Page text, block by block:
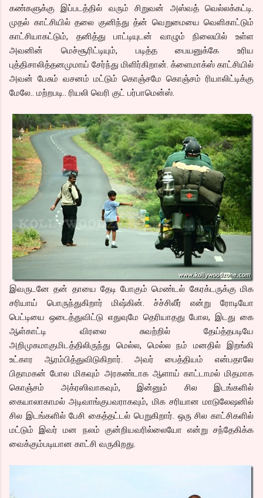
கண்களுக்கு இப்படத்தில் வரும் சிறுவன் அஸ்வத் வெல்லக்கட்டி.
முதல் காட்சியில் தலை குனிந்து த்ன் வெறுமையை வெளிகாட்டும்
காட்சியாகட்டும், தனித்து பாட்டியுடன் வாழும் நிலையில் உள்ள
அவனின் மெச்சூரிட்டியும், படித்த பையனுக்கே உரிய
புத்திசாலித்தனமுமாய் சேர்ந்து மிளிர்கிறான். க்ளைமாக்ஸ் காட்சியில்
அவன் பேசும் வசனம் மட்டும் கொஞ்சமே கொஞ்சம் ரியாலிட்டிக்கு
மேலே.. மற்றபடி.. ரியலி வெரி குட் பர்பாமென்ஸ்.
இவருடனே தன் தாயை தேடி போகும் மெண்டல் கேரக்டருக்கு மிக
சரியாய் பொருந்துகிறார் மிஷ்கின். ச்ச்சிலீர் என்று ரோடியோ
பெட்டியை ஒடைத்துவிட்டு எதுவுமே தெரியாதது போல, இடது கை
ஆள்காட்டி விரலை சுவற்றில் தேய்த்தபடியே
அறிமுகமாகுமிடத்திலிருந்து மெல்ல, மெல்ல நம் மனதில் இறங்கி
உட்கார ஆரம்பித்துவிடுகிறார். அவர் பைத்தியம் என்பதாலே
பிதாமகன் போல மிகவும் அரகண்டாக ஆளாய் காட்டாமல் மிதமாக
கொஞ்சம் அக்ரஸிவாகவும், இன்னும் சில இடங்களில்
கையாலாகாமல் அடிவாங்குபவராகவும், மிக சரியான மாடுலேஷனில்
சில இடங்களில் பேசி கைத்தட்டல் பெறுகிறார். ஒரு சில காட்சிகளில்
மட்டும் இவர் மன நலம் குன்றியவரில்லையோ என்று சந்தேகிக்க
வைக்கும்படியான காட்சி வருகிறது.